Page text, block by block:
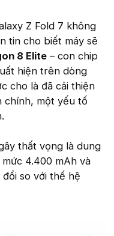
Z Fold 7 không
tin cho biết máy sẽ
8 Elite – con chip
hiện trên dòng
cho là đã cải thiện
chính, một yếu tố
thất vọng là dung
4.400 mAh và
so với thế hệ